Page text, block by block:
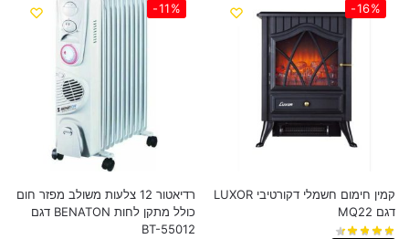
-16%
קמין חימום חשמלי דקורטיבי LUXOR
דגם MQ22
-11%
רדיאטור 12 צלעות משולב מפזר חום
כולל מתקן לחות BENATON דגם
BT-55012